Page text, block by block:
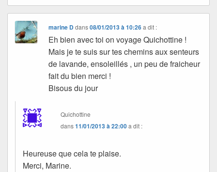
marine Ddans08/01/2013 à 10:26 a dit :
Eh bien avec toi on voyage Quichottine !
Mais je te suis sur tes chemins aux senteurs
de lavande, ensoleillés , un peu de fraicheur
fait du bien merci !
Bisous du jour
Quichottine
dans11/01/2013 à 22:00a dit :
Heureuse que cela te plaise.
Merci, Marine.